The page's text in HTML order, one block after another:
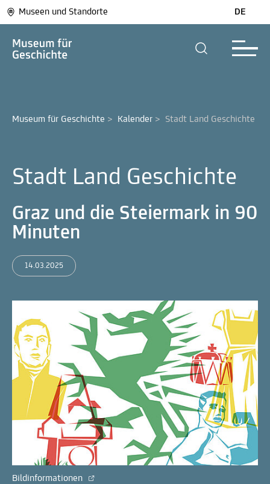
Museen und Standorte DE
Museum für Geschichte > Kalender > Stadt Land Geschichte
Stadt Land Geschichte
Graz und die Steiermark in 90
Minuten
14.03.2025
Bildinformationen